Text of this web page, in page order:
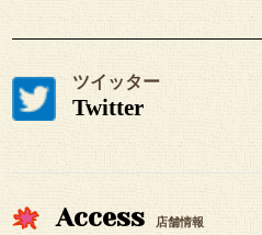
ツイッター
Twitter
Access 店舗情報